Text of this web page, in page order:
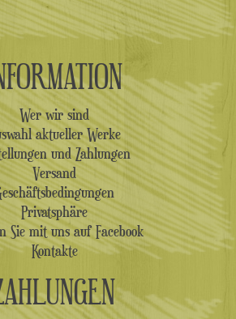
Wer wir sind
aktueller Werke
und Zahlungen
Versand
Privatsphäre
Sie mit uns auf Facebook
Kontakte